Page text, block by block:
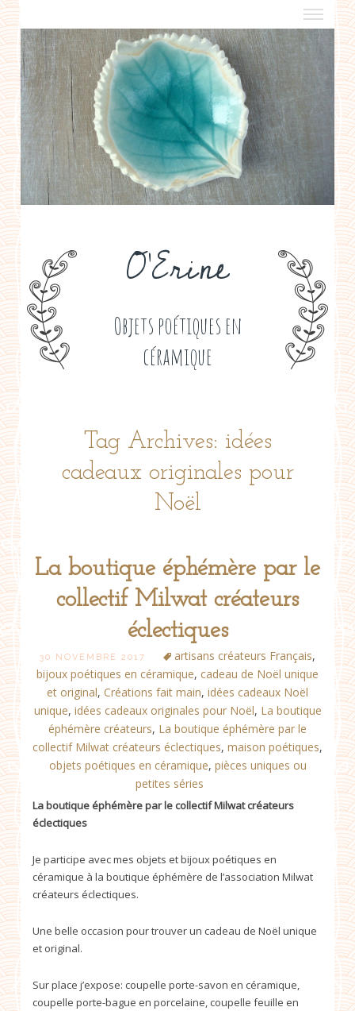
O'Erine
Objets poétiques en
céramique
a propos
boutiques de créateurs
contact
politique de confidentialité
Tag Archives: idées
cadeaux originales pour
Noël
La boutique éphémère par le
collectif Milwat créateurs
éclectiques
30 NOVEMBRE 2017 artisans créateurs Français,
bijoux poétiques en céramique, cadeau de Noël unique
et original, Créations fait main, idées cadeaux Noël
unique, idées cadeaux originales pour Noël, La boutique
éphémère créateurs, La boutique éphémère par le
collectif Milwat créateurs éclectiques, maison poétiques,
objets poétiques en céramique, pièces uniques ou
petites séries
La boutique éphémère par le collectif Milwat créateurs
éclectiques
Je participe avec mes objets et bijoux poétiques en
céramique à la boutique éphémère de l’association Milwat
créateurs éclectiques.
Une belle occasion pour trouver un cadeau de Noël unique
et original.
Sur place j’expose: coupelle porte-savon en céramique,
coupelle porte-bague en porcelaine, coupelle feuille en